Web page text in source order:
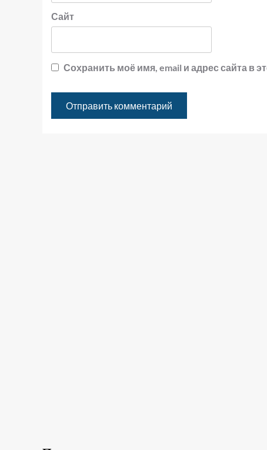
Сайт
Сохранить моё имя, email и адрес сайта в